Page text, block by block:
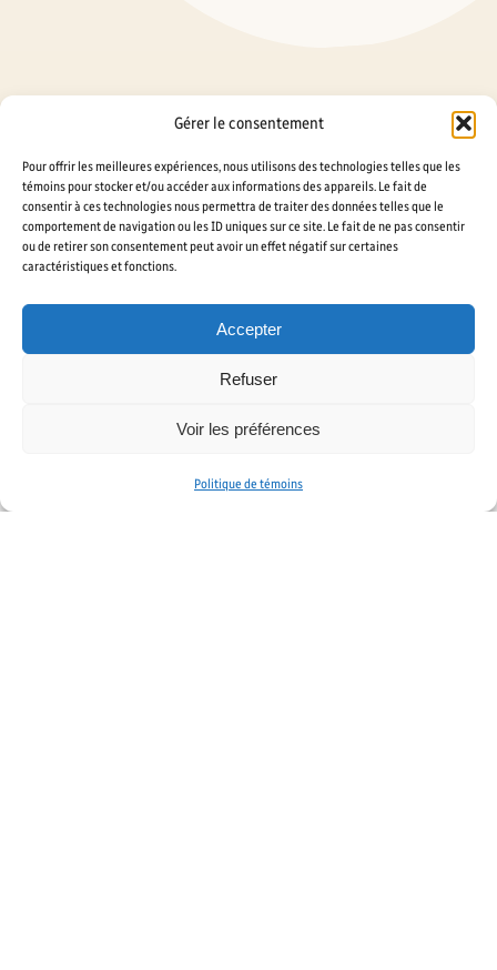
Gérer le consentement
Pour offrir les meilleures expériences, nous utilisons des technologies telles que les
témoins pour stocker et/ou accéder aux informations des appareils. Le fait de
consentir à ces technologies nous permettra de traiter des données telles que le
comportement de navigation ou les ID uniques sur ce site. Le fait de ne pas consentir
ou de retirer son consentement peut avoir un effet négatif sur certaines
caractéristiques et fonctions.
Accepter
Refuser
Voir les préférences
Politique de témoins
La différence sherbrookoise en Soins
infirmiers